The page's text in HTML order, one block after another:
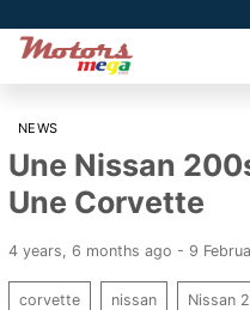
NEWS
Une Nissan
Une Corvette
4 years, 6 months ago - 9
corvette nissan Nissan